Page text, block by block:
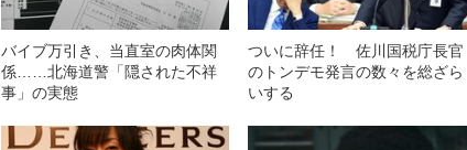
バイブ万引き、当直室の肉体関
係……北海道警「隠された不祥
事」の実態
ついに辞任！ 佐川国税庁長官
のトンデモ発言の数々を総ざら
いする